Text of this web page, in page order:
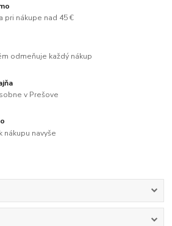
pri nákupe nad 45 €
odmeňuje každý nákup
v Prešove
nákupu navyše